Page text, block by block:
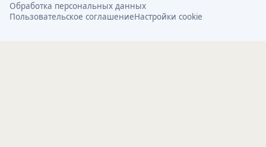
Обработка персональных данных
Пользовательское соглашениеНастройки cookie